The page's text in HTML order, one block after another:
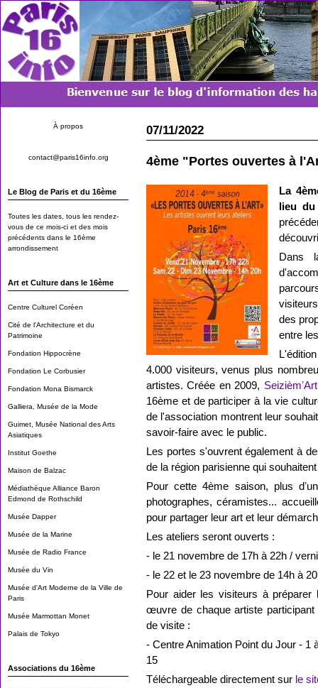
À propos
contact@paris16info.org
Le Blog de Paris et du 16ème
Toutes les dates, tous les rendez-
vous de ce mois-ci et des mois
précédents dans le 16ème
arrondissement
Art et Culture dans le 16ème
Centre Culturel Coréen
Cité de l'Architecture et du
Patrimoine
Fondation Hippocrène
Fondation Le Corbusier
Fondation Mona Bismarck
Galliera, Musée de la Mode
Guimet, Musée National des Arts
Asiatiques
Institut Goethe
Maison de Balzac
Médiathèque Alliance Baron
Edmond de Rothschild
Musée Dapper
Musée de la Marine
Musée de Radio France
Musée du Vin
Musée d'Art Moderne de la Ville de
Paris
Musée Marmottan Monet
Palais de Tokyo
Associations du 16ème
07/11/2022
4ème "Portes ouvertes à
La
lieu
Dans
des
entre
4.000 visiteurs, venus plus
artistes. Créée en 2009, SeizièmʼArt
16ème et de participer à la vie
de l'association montrent leur
savoir-faire avec le public.
Les portes s'ouvrent également à
de la région parisienne qui
Pour cette 4ème saison, plus
photographes, céramistes...
pour partager leur art et leur
Les ateliers seront ouverts :
- le 21 novembre de 17h à 22h /
- le 22 et le 23 novembre de 14h à
Pour aider les visiteurs à préparer
œuvre de chaque artiste
de visite :
- Centre Animation Point du Jour - 1
15
Téléchargeable directement sur le